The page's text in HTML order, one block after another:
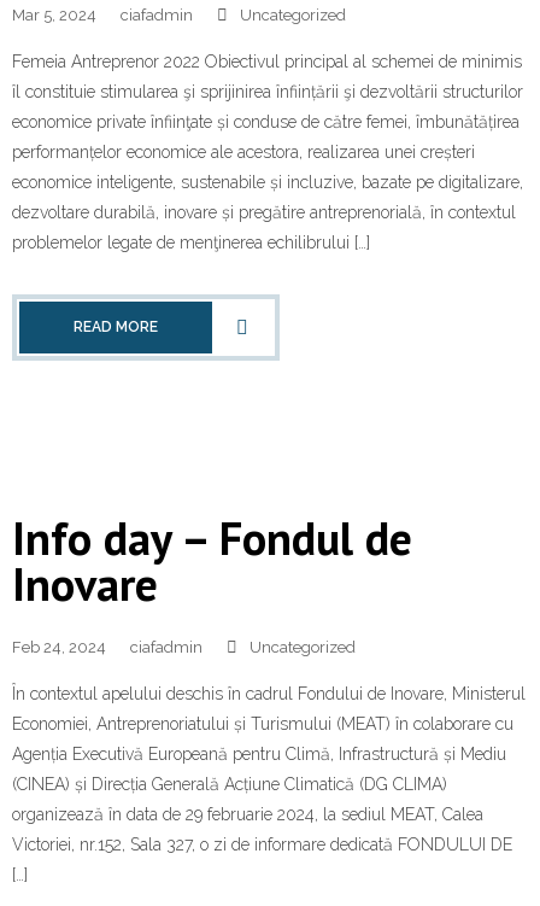
Mar 5, 2024 ciafadmin Uncategorized
Femeia Antreprenor 2022 Obiectivul principal al schemei de minimis
îl constituie stimularea şi sprijinirea înființării şi dezvoltării structurilor
economice private înfiinţate și conduse de către femei, îmbunătățirea
performanțelor economice ale acestora, realizarea unei creșteri
economice inteligente, sustenabile și incluzive, bazate pe digitalizare,
dezvoltare durabilă, inovare și pregătire antreprenorială, în contextul
problemelor legate de menţinerea echilibrului […]
READ MORE
Info day – Fondul de
Inovare
Feb 24, 2024 ciafadmin Uncategorized
În contextul apelului deschis în cadrul Fondului de Inovare, Ministerul
Economiei, Antreprenoriatului și Turismului (MEAT) în colaborare cu
Agenția Executivă Europeană pentru Climă, Infrastructură și Mediu
(CINEA) și Direcția Generală Acțiune Climatică (DG CLIMA)
organizează în data de 29 februarie 2024, la sediul MEAT, Calea
Victoriei, nr.152, Sala 327, o zi de informare dedicată FONDULUI DE
[…]